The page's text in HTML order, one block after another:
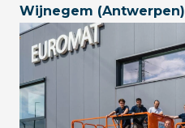
Wijnegem (Antwerpen)